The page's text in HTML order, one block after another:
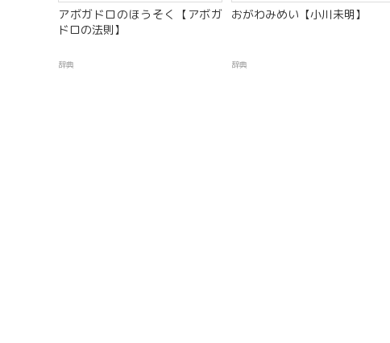
アボガドロのほうそく【アボガ
ドロの法則】
辞典
おがわみめい【小川未明】
辞典